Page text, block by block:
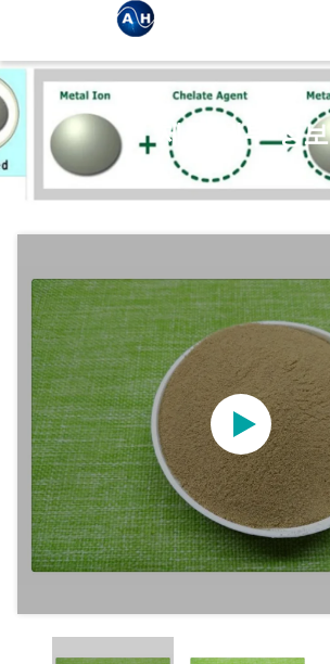
제품 세부 정보